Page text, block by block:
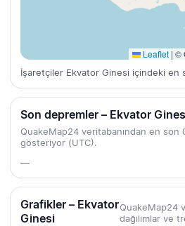
Leaflet | ©
İşaretçiler Ekvator Ginesi içindeki en
Son depremler – Ekvator
QuakeMap24 veritabanından en son
gösteriyor (UTC).
—
Grafikler – Ekvator
Ginesi
QuakeMap24
dağılımlar ve